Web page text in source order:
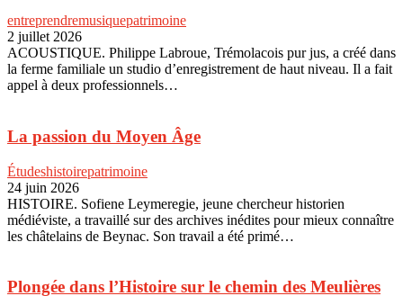
entreprendremusiquepatrimoine
2 juillet 2026
ACOUSTIQUE. Philippe Labroue, Trémolacois pur jus, a créé dans
la ferme familiale un studio d’enregistrement de haut niveau. Il a fait
appel à deux professionnels…
La passion du Moyen Âge
Étudeshistoirepatrimoine
24 juin 2026
HISTOIRE. Sofiene Leymeregie, jeune chercheur historien
médiéviste, a travaillé sur des archives inédites pour mieux connaître
les châtelains de Beynac. Son travail a été primé…
Plongée dans l’Histoire sur le chemin des Meulières